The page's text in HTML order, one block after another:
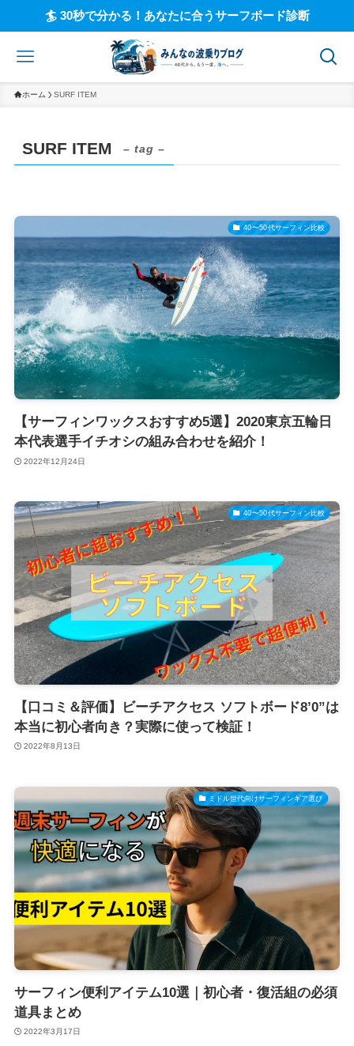
🏄 30秒で分かる！あなたに合うサーフボード診断
ホーム SURF ITEM
SURF ITEM – tag –
40〜50代サーフィン比較
【サーフィンワックスおすすめ5選】2020東京五輪日
本代表選手イチオシの組み合わせを紹介！
2022年12月24日
40〜50代サーフィン比較
【口コミ＆評価】ビーチアクセス ソフトボード8’0”は
本当に初心者向き？実際に使って検証！
2022年8月13日
ミドル世代向けサーフィンギア選び
サーフィン便利アイテム10選｜初心者・復活組の必須
道具まとめ
2022年3月17日